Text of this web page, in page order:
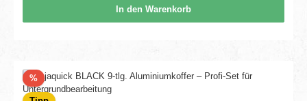
In den Warenkorb
%Rabatt